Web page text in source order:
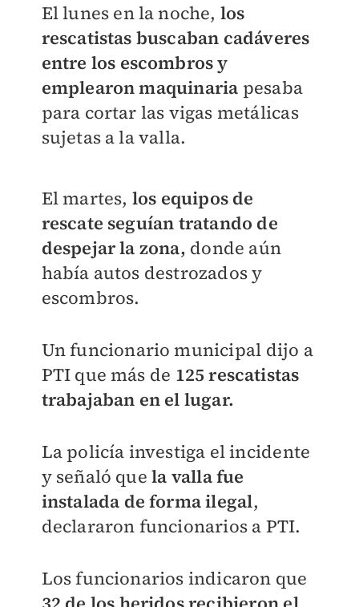
El lunes en la noche, los
rescatistas buscaban cadáveres
entre los escombros y
emplearon maquinaria pesaba
para cortar las vigas metálicas
sujetas a la valla.
El martes, los equipos de
rescate seguían tratando de
despejar la zona, donde aún
había autos destrozados y
escombros.
Un funcionario municipal dijo a
PTI que más de 125 rescatistas
trabajaban en el lugar.
La policía investiga el incidente
y señaló quela valla fue
instalada de forma ilegal,
declararon funcionarios a PTI.
Los funcionarios indicaron que